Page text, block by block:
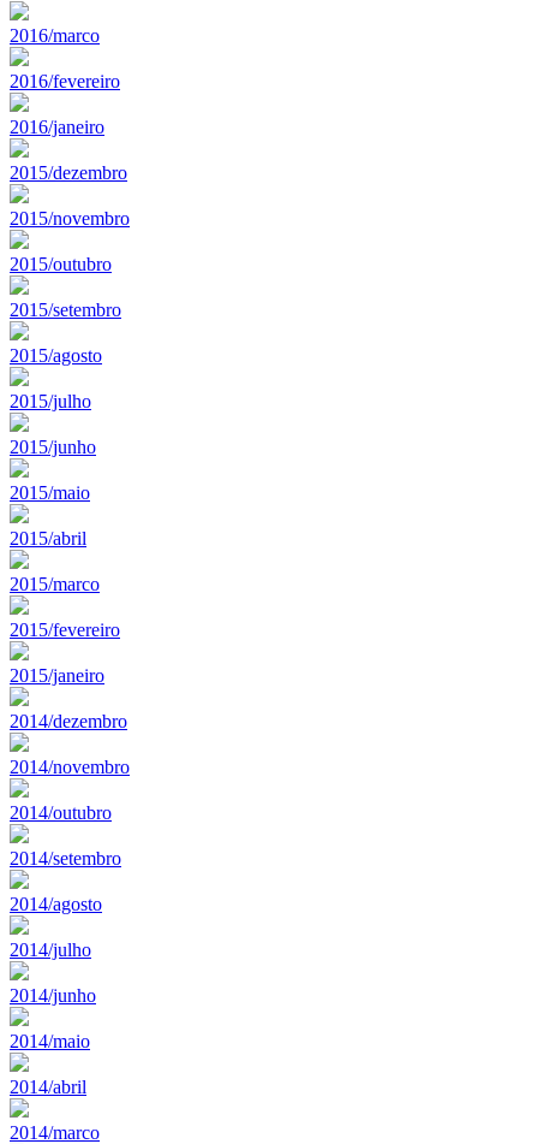
2016/marco
2016/fevereiro
2016/janeiro
2015/dezembro
2015/novembro
2015/outubro
2015/setembro
2015/agosto
2015/julho
2015/junho
2015/maio
2015/abril
2015/marco
2015/fevereiro
2015/janeiro
2014/dezembro
2014/novembro
2014/outubro
2014/setembro
2014/agosto
2014/julho
2014/junho
2014/maio
2014/abril
2014/marco